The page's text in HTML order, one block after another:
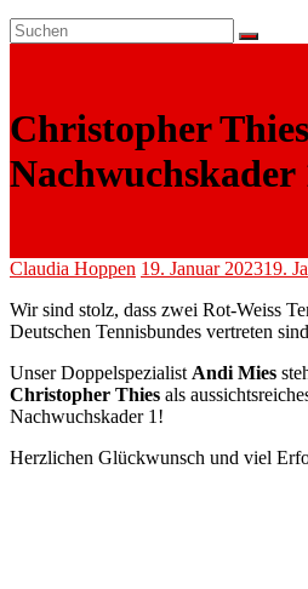
Christopher
Nachwuchskader
Claudia Hoppen 19. Januar 202319.
Wir sind stolz, dass zwei Rot-Weiss
Deutschen Tennisbundes vertreten
Unser Doppelspezialist Andi Mies
Christopher Thies als
Nachwuchskader 1!
Herzlichen Glückwunsch und viel